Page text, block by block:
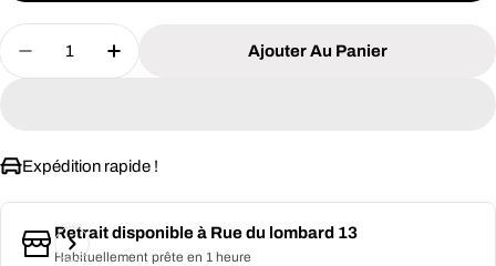
Quantité
Diminuer La Quantité Pour BLEACH - Kenpachi
Augmenter La Quantité Pour BLEACH -
Ajouter Au Panier
Expédition rapide !
Retrait disponible à Rue du lombard 13
Habituellement prête en 1 heure